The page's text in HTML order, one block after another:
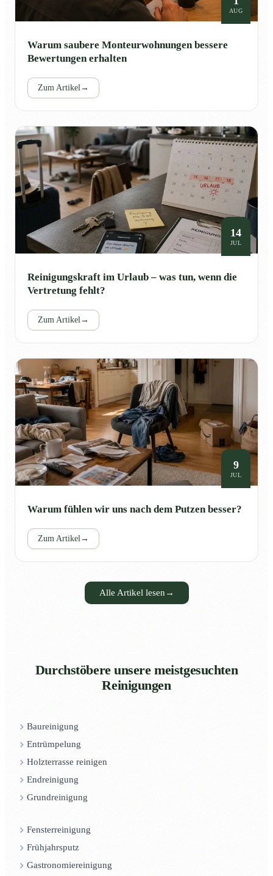
AUG
Warum saubere Monteurwohnungen bessere
Bewertungen erhalten
Zum Artikel→
14
JUL
Reinigungskraft im Urlaub – was tun, wenn die
Vertretung fehlt?
Zum Artikel→
9
JUL
Warum fühlen wir uns nach dem Putzen besser?
Zum Artikel→
Alle Artikel lesen →
Durchstöbere unsere meistgesuchten
Reinigungen
Baureinigung
Entrümpelung
Holzterrasse reinigen
Endreinigung
Grundreinigung
Fensterreinigung
Frühjahrsputz
Gastronomiereinigung